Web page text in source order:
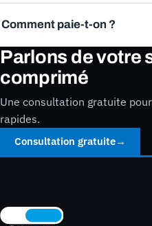
Comment paie-t-on ?
Parlons de votre
comprimé
Une consultation gratuite
rapides.
Consultation gratuite→